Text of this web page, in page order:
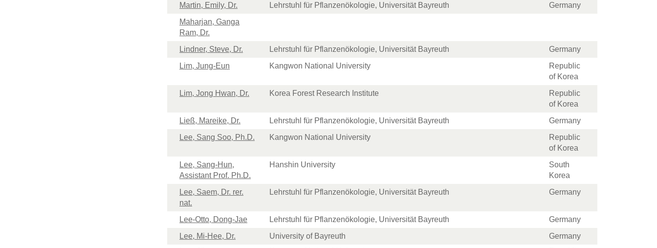
Martin, Emily, Dr.
Lehrstuhl für Pflanzenökologie, Universität Bayreuth
Germany
Maharjan, Ganga
Ram, Dr.
Lindner, Steve, Dr.
Lehrstuhl für Pflanzenökologie, Universität Bayreuth
Germany
Lim, Jung-Eun
Kangwon National University
Republic
of Korea
Lim, Jong Hwan, Dr.
Korea Forest Research Institute
Republic
of Korea
Ließ, Mareike, Dr.
Lehrstuhl für Pflanzenökologie, Universität Bayreuth
Germany
Lee, Sang Soo, Ph.D.
Kangwon National University
Republic
of Korea
Lee, Sang-Hun,
Assistant Prof. Ph.D.
Hanshin University
South
Korea
Lee, Saem, Dr. rer.
nat.
Lehrstuhl für Pflanzenökologie, Universität Bayreuth Germany
Lee-Otto, Dong-Jae Lehrstuhl für Pflanzenökologie, Universität Bayreuth
Germany
Lee, Mi-Hee, Dr.
University of Bayreuth
Germany